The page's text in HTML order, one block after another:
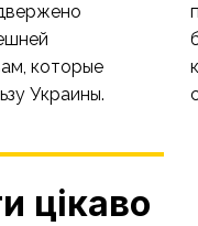
которые
Украины.
цікаво